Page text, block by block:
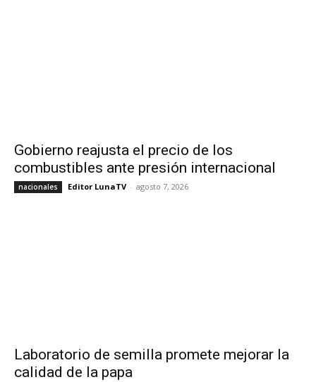
Gobierno reajusta el precio de los
combustibles ante presión internacional
nacionales Editor LunaTV - agosto 7, 2026
Laboratorio de semilla promete mejorar la
calidad de la papa